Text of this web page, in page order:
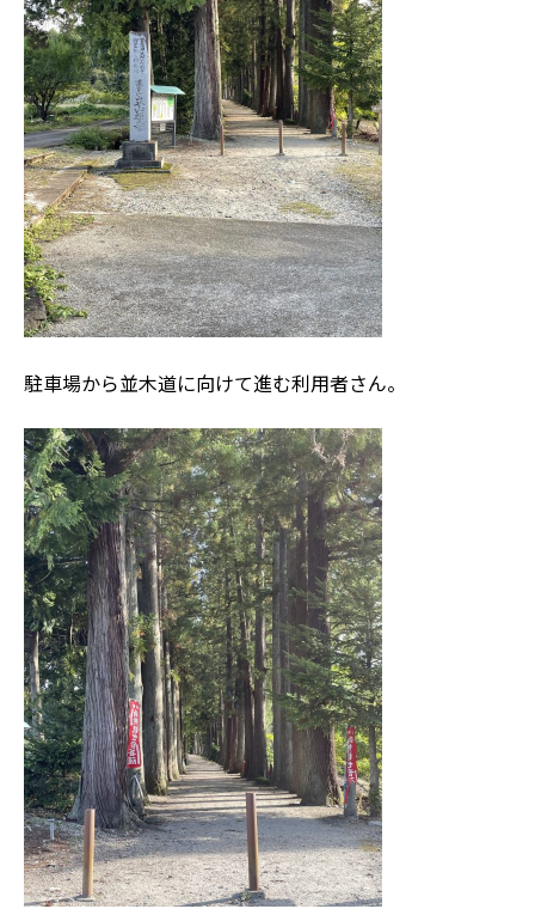
駐車場から並木道に向けて進む利用者さん。